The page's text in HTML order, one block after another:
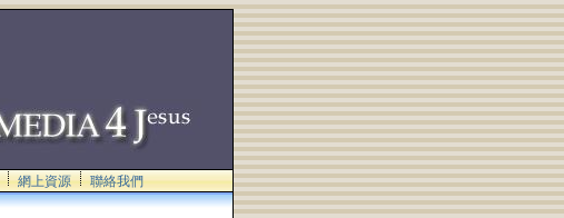
網上資源 聯絡我們